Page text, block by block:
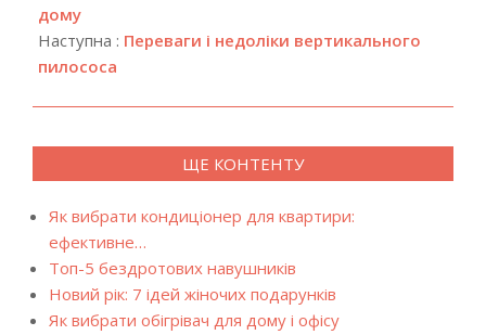
13
дому
Наступна : Переваги і недоліки вертикального
пилососа
ЩЕ КОНТЕНТУ
Як вибрати кондиціонер для квартири:
ефективне…
Топ-5 бездротових навушників
Новий рік: 7 ідей жіночих подарунків
Як вибрати обігрівач для дому і офісу